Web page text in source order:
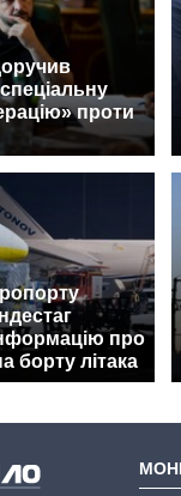
проти
про
борту літака